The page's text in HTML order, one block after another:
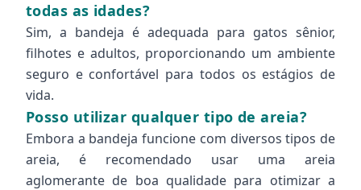
todas as idades?
Sim, a bandeja é adequada para gatos sênior,
filhotes e adultos, proporcionando um ambiente
seguro e confortável para todos os estágios de
vida.
Posso utilizar qualquer tipo de areia?
Embora a bandeja funcione com diversos tipos de
areia, é recomendado usar uma areia
aglomerante de boa qualidade para otimizar a